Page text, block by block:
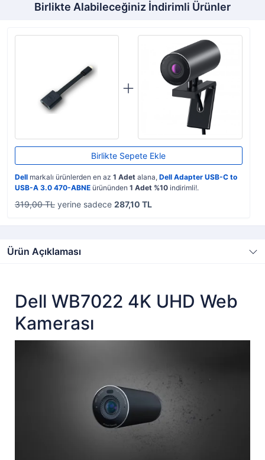
Birlikte Alabileceğiniz İndirimli Ürünler
Birlikte Sepete Ekle
Dell markalı ürünlerden en az 1 Adet alana, Dell Adapter USB-C to
USB-A 3.0 470-ABNE ürününden 1 Adet %10 indirimli!.
319,00 TL yerine sadece 287,10 TL
Ürün Açıklaması
Dell WB7022 4K UHD Web
Kamerası